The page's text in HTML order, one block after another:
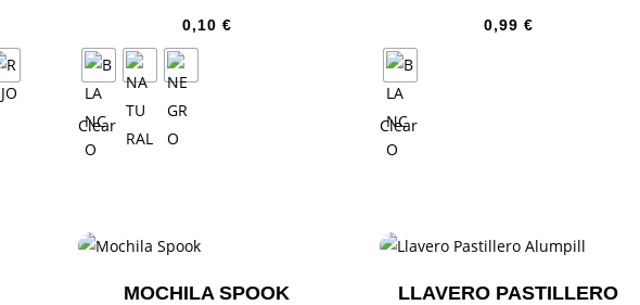
0,10 €
Clear
0,99 €
Clear
MOCHILA SPOOK
LLAVERO PASTILLERO